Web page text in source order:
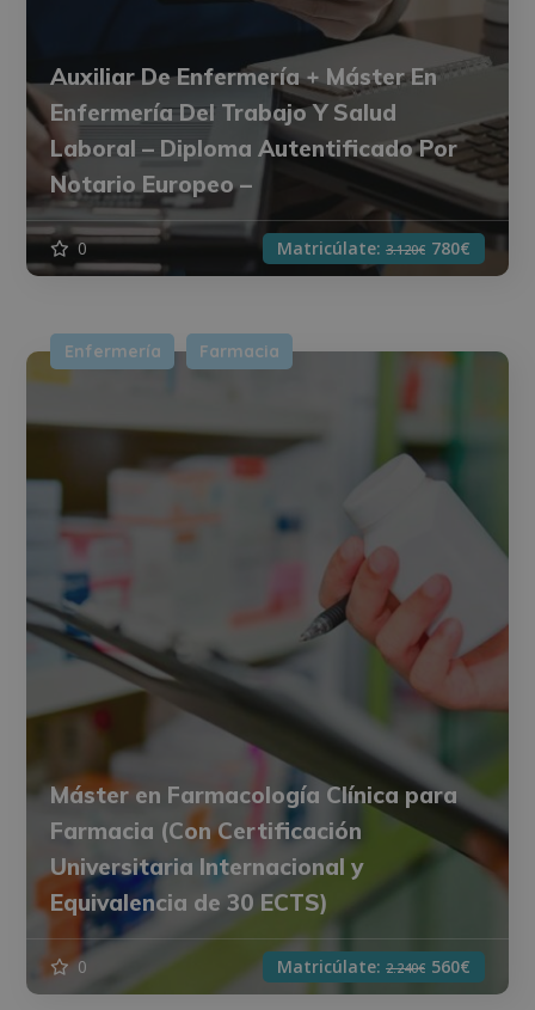
Auxiliar De Enfermería + Máster En
Enfermería Del Trabajo Y Salud
Laboral – Diploma Autentificado Por
Notario Europeo –
0 Matricúlate: 3.120€ 780€
Enfermería Farmacia
Máster en Farmacología Clínica para
Farmacia (Con Certificación
Universitaria Internacional y
Equivalencia de 30 ECTS)
0 Matricúlate: 2.240€ 560€